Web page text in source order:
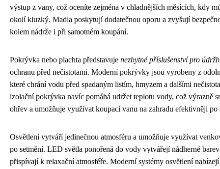
výstup z vany, což oceníte zejména v chladnějších měsících, kdy
okolí kluzký. Madla poskytují dodatečnou oporu a zvyšují
kolem nádrže i při samotném koupání.
Pokrývka nebo plachta představuje nezbytné příslušenství pro
ochranu před nečistotami. Moderní pokrývky jsou vyrobeny z
které chrání vodu před spadaným listím, hmyzem a dalšími
izolační pokrývka navíc pomáhá udržet teplotu vody, což výrazně
ohřev a umožňuje využívat koupací vanu na zahradu efektivněji
Osvětlení vytváří jedinečnou atmosféru a umožňuje využívat
po setmění. LED světla ponořená do vody vytvářejí nádherné
přispívají k relaxační atmosféře. Moderní systémy osvětlení